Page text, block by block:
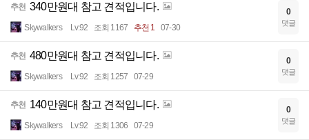
추천 340만원대 참고 견적입니다.
Skywalkers Lv.92 조회 1167 추천 1 07-30
0
댓글
추천 480만원대 참고 견적입니다.
Skywalkers Lv.92 조회 1257 07-29
0
댓글
추천 140만원대 참고 견적입니다.
Skywalkers Lv.92 조회 1306 07-29
0
댓글